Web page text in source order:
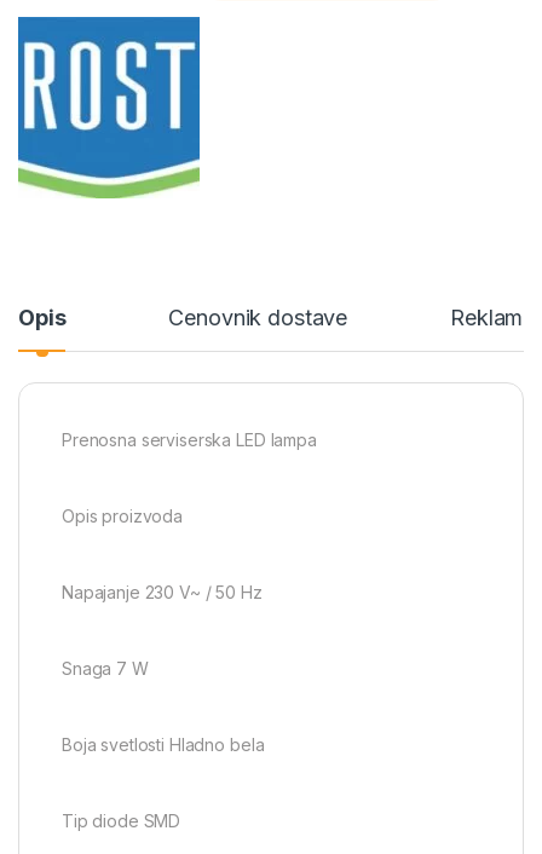
Opis Cenovnik dostave
Prenosna serviserska LED lampa
Opis proizvoda
Napajanje 230 V~ / 50 Hz
Snaga 7 W
Boja svetlosti Hladno bela
Tip diode SMD